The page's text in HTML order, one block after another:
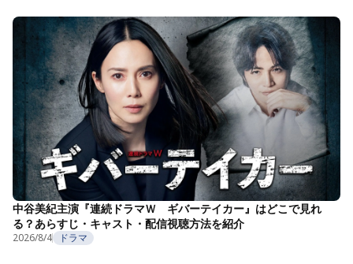
中谷美紀主演『連続ドラマＷ ギバーテイカー』はどこで見れ
る？あらすじ・キャスト・配信視聴方法を紹介
2026/8/4 ドラマ